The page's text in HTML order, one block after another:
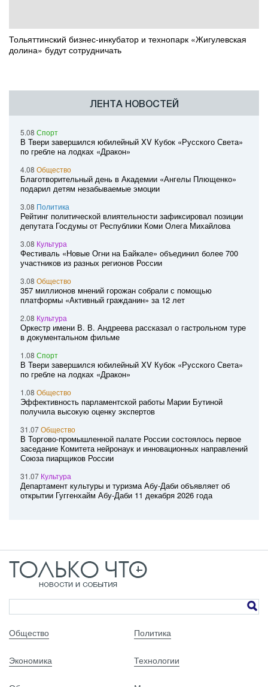
Тольяттинский бизнес-инкубатор и технопарк «Жигулевская
долина» будут сотрудничать
ЛЕНТА НОВОСТЕЙ
5.08 Спорт
В Твери завершился юбилейный XV Кубок «Русского Света»
по гребле на лодках «Дракон»
4.08 Общество
Благотворительный день в Академии «Ангелы Плющенко»
подарил детям незабываемые эмоции
3.08 Политика
Рейтинг политической влиятельности зафиксировал позиции
депутата Госдумы от Республики Коми Олега Михайлова
3.08 Культура
Фестиваль «Новые Огни на Байкале» объединил более 700
участников из разных регионов России
3.08 Общество
357 миллионов мнений горожан собрали с помощью
платформы «Активный гражданин» за 12 лет
2.08 Культура
Оркестр имени В. В. Андреева рассказал о гастрольном туре
в документальном фильме
1.08 Спорт
В Твери завершился юбилейный XV Кубок «Русского Света»
по гребле на лодках «Дракон»
1.08 Общество
Эффективность парламентской работы Марии Бутиной
получила высокую оценку экспертов
31.07Общество
В Торгово-промышленной палате России состоялось первое
заседание Комитета нейронаук и инновационных направлений
Союза пиарщиков России
31.07 Культура
Департамент культуры и туризма Абу-Даби объявляет об
открытии Гуггенхайм Абу-Даби 11 декабря 2026 года
Общество Политика
Экономика Технологии